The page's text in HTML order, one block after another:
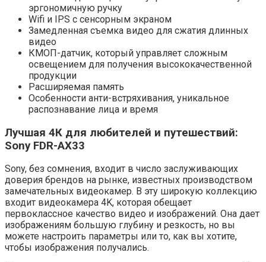
эргономичную ручку
Wifi и IPS с сенсорным экраном
Замедленная съемка видео для сжатия длинных
видео
КМОП-датчик, который управляет сложным
освещением для получения высококачественной
продукции
Расширяемая память
Особенности анти-встряхивания, уникальное
распознавание лица и время
Лучшая 4К для любителей и путешествий:
Sony FDR-AX33
Sony, без сомнения, входит в число заслуживающих
доверия брендов на рынке, известных производством
замечательных видеокамер. В эту широкую коллекцию
входит видеокамера 4K, которая обещает
первоклассное качество видео и изображений. Она дает
изображениям большую глубину и резкость, но вы
можете настроить параметры или то, как вы хотите,
чтобы изображения получались.